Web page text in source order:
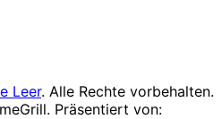
Leer. Alle Rechte vorbehalten.
Präsentiert von: